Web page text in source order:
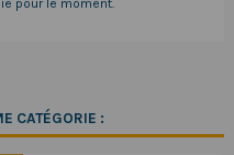
pour le moment.
CATÉGORIE :